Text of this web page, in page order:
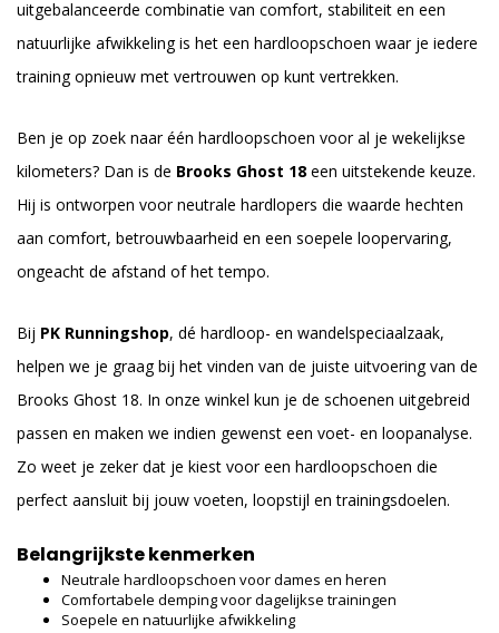
uitgebalanceerde combinatie van comfort, stabiliteit en een
natuurlijke afwikkeling is het een hardloopschoen waar je iedere
training opnieuw met vertrouwen op kunt vertrekken.
Ben je op zoek naar één hardloopschoen voor al je wekelijkse
kilometers? Dan is de Brooks Ghost 18 een uitstekende keuze.
Hij is ontworpen voor neutrale hardlopers die waarde hechten
aan comfort, betrouwbaarheid en een soepele loopervaring,
ongeacht de afstand of het tempo.
Bij PK Runningshop, dé hardloop- en wandelspeciaalzaak,
helpen we je graag bij het vinden van de juiste uitvoering van de
Brooks Ghost 18. In onze winkel kun je de schoenen uitgebreid
passen en maken we indien gewenst een voet- en loopanalyse.
Zo weet je zeker dat je kiest voor een hardloopschoen die
perfect aansluit bij jouw voeten, loopstijl en trainingsdoelen.
Belangrijkste kenmerken
Neutrale hardloopschoen voor dames en heren
Comfortabele demping voor dagelijkse trainingen
Soepele en natuurlijke afwikkeling